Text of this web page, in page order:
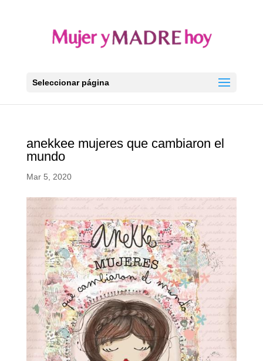
Seleccionar página
anekkee mujeres que cambiaron el
mundo
Mar 5, 2020